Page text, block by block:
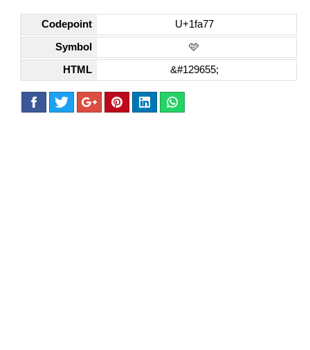
Codepoint U+1fa77
Symbol 🩷
HTML &#129655;